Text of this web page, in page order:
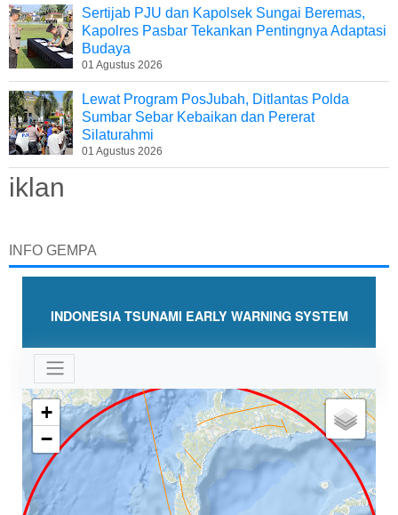
Sertijab PJU dan Kapolsek Sungai Beremas,
Kapolres Pasbar Tekankan Pentingnya Adaptasi
Budaya
01 Agustus 2026
Lewat Program PosJubah, Ditlantas Polda
Sumbar Sebar Kebaikan dan Pererat
Silaturahmi
01 Agustus 2026
iklan
INFO GEMPA